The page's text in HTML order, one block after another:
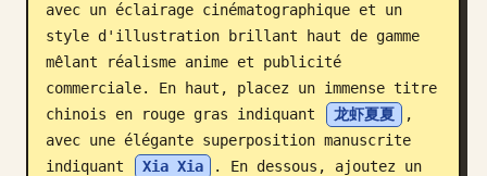
avec un éclairage cinématographique et un
style d'illustration brillant haut de gamme
mêlant réalisme anime et publicité
commerciale. En haut, placez un immense titre
chinois en rouge gras indiquant
龙虾夏夏
,
avec une élégante superposition manuscrite
indiquant
Xia Xia
. En dessous, ajoutez un